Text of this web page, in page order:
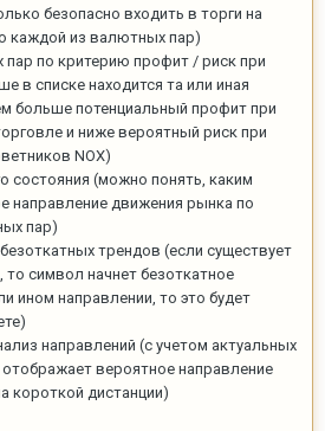
безопасно входить в торги на
каждой из валютных пар)
пар по критерию профит / риск при
в списке находится та или иная
больше потенциальный профит при
и ниже вероятный риск при
NOX)
состояния (можно понять, каким
направление движения рынка по
пар)
трендов (если существует
то символ начнет безоткатное
ином направлении, то это будет
направлений (с учетом актуальных
вероятное направление
короткой дистанции)